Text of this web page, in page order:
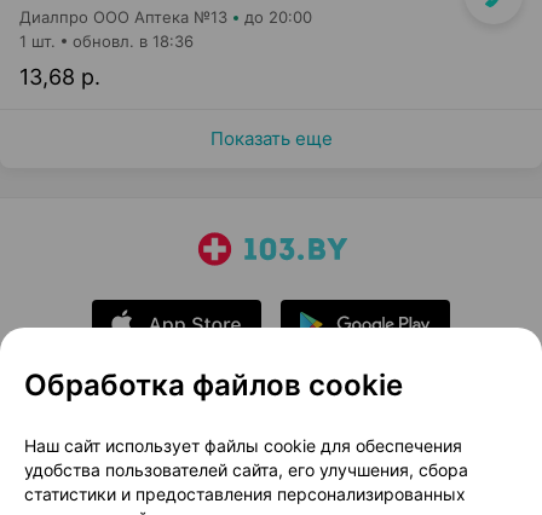
Диалпро ООО Аптека №13 до 20:00
13,68 р.
1 шт. обновл. в 18:36
Показать еще
О проекте
Новости проекта
Размещение рекламы
Медицинский маркетинг
Публичный договор
Доставка
Обработка файлов cookie
Наш сайт использует файлы cookie для обеспечения
удобства пользователей сайта, его улучшения, сбора
статистики и предоставления персонализированных